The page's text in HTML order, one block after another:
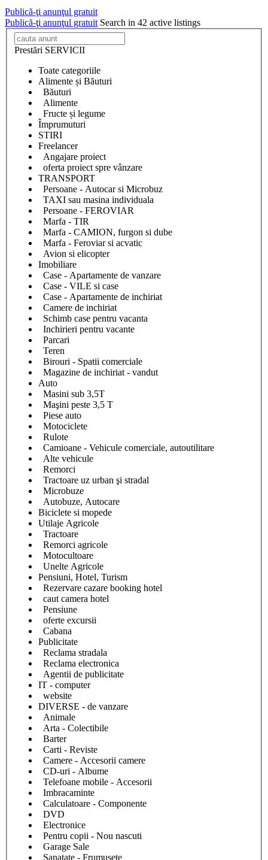
Publică-ţi anunţul gratuit
Publică-ţi anunţul gratuit Search in 42 active listings
Prestări SERVICII
Toate categoriile
Alimente și Băuturi
Băuturi
Alimente
Fructe și legume
Împrumuturi
STIRI
Freelancer
Angajare proiect
oferta proiect spre vânzare
TRANSPORT
Persoane - Autocar si Microbuz
TAXI sau masina individuala
Persoane - FEROVIAR
Marfa - TIR
Marfa - CAMION, furgon si dube
Marfa - Feroviar si acvatic
Avion si elicopter
Imobiliare
Case - Apartamente de vanzare
Case - VILE si case
Case - Apartamente de inchiriat
Camere de inchiriat
Schimb case pentru vacanta
Inchirieri pentru vacante
Parcari
Teren
Birouri - Spatii comerciale
Magazine de inchiriat - vandut
Auto
Masini sub 3,5T
Maşini peste 3,5 T
Piese auto
Motociclete
Rulote
Camioane - Vehicule comerciale, autoutilitare
Alte vehicule
Remorci
Tractoare uz urban şi stradal
Microbuze
Autobuze, Autocare
Biciclete si mopede
Utilaje Agricole
Tractoare
Remorci agricole
Motocultoare
Unelte Agricole
Pensiuni, Hotel, Turism
Rezervare cazare booking hotel
caut camera hotel
Pensiune
oferte excursii
Cabana
Publicitate
Reclama stradala
Reclama electronica
Agentii de publicitate
IT - computer
website
DIVERSE - de vanzare
Animale
Arta - Colectibile
Barter
Carti - Reviste
Camere - Accesorii camere
CD-uri - Albume
Telefoane mobile - Accesorii
Imbracaminte
Calculatoare - Componente
DVD
Electronice
Pentru copii - Nou nascuti
Garage Sale
Sanatate - Frumusete